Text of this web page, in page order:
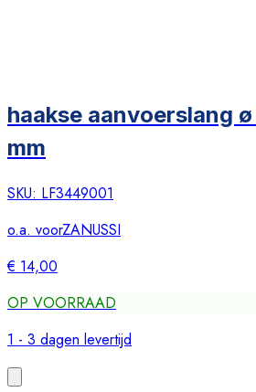
haakse aanvoerslang
mm
SKU: LF3449001
o.a. voorZANUSSI
€ 14,00
OP VOORRAAD
1 - 3 dagen levertijd